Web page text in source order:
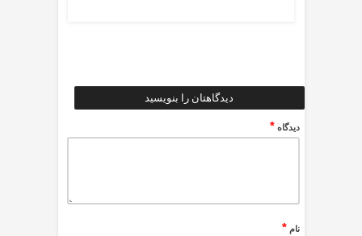
دیدگاهتان را بنویسید
دیدگاه*
نام*